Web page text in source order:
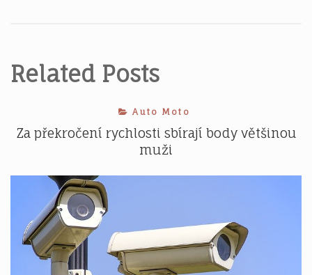
Related Posts
Auto Moto
Za překročení rychlosti sbírají body většinou
muži